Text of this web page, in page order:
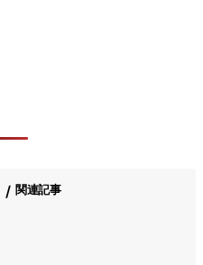
関連記事